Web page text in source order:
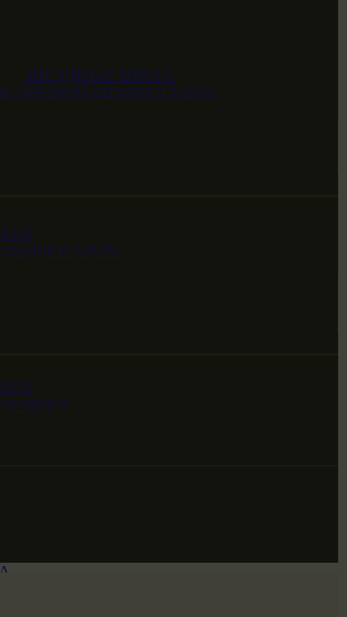
ЗВЕЗДНЫЕ ВРАТА
МИР ВЧЕРА СЕГОДНЯ И ЗАВТРА
И ЗАВТРА
И